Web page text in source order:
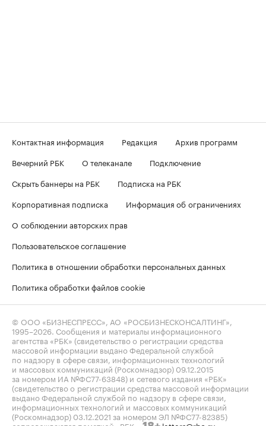
Контактная информация Редакция
Архив программ
Вечерний РБК
О телеканале
Подключение
Скрыть баннеры на РБК
Подписка на РБК
Корпоративная подписка
Информация об ограничениях
О соблюдении авторских прав
Пользовательское соглашение
Политика в отношении обработки персональных данных
Политика обработки файлов cookie
© ООО «БИЗНЕСПРЕСС», АО «РОСБИЗНЕСКОНСАЛТИНГ»,
1995–2026 . Сообщения и материалы информационного
агентства «РБК» (свидетельство о регистрации средства
массовой информации выдано Федеральной службой
по надзору в сфере связи, информационных технологий
и массовых коммуникаций (Роскомнадзор) 09.12.2015
за номером ИА №ФС77-63848) и сетевого издания «РБК»
(свидетельство о регистрации средства массовой информации
выдано Федеральной службой по надзору в сфере связи,
информационных технологий и массовых коммуникаций
(Роскомнадзор) 03.12.2021 за номером ЭЛ №ФС77-82385)